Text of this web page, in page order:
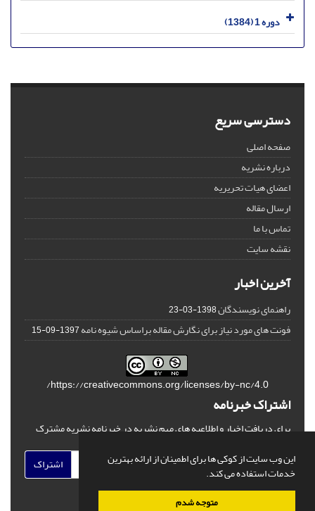
این وب سایت از کوکی ها برای اطمینان از ارائه بهترین
خدمات استفاده می کند.
متوجه شدم
دوره 1 (1384)
دسترسی سریع
صفحه اصلی
درباره نشریه
اعضای هیات تحریریه
ارسال مقاله
تماس با ما
نقشه سایت
آخرین اخبار
راهنمای نویسندگان1398-03-23
فونت های مورد نیاز برای نگارش مقاله براساس شیوه نامه1397-09-15
https://creativecommons.org/licenses/by-nc/4.0/
اشتراک خبرنامه
برای دریافت اخبار و اطلاعیه های مهم نشریه در خبرنامه نشریه مشترک
اشتراک